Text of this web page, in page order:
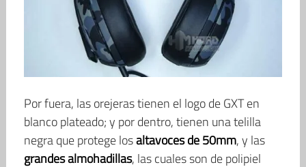
Por fuera, las orejeras tienen el logo de GXT en
blanco plateado; y por dentro, tienen una telilla
negra que protege losaltavoces de 50mm, y las
grandes almohadillas, las cuales son de polipiel